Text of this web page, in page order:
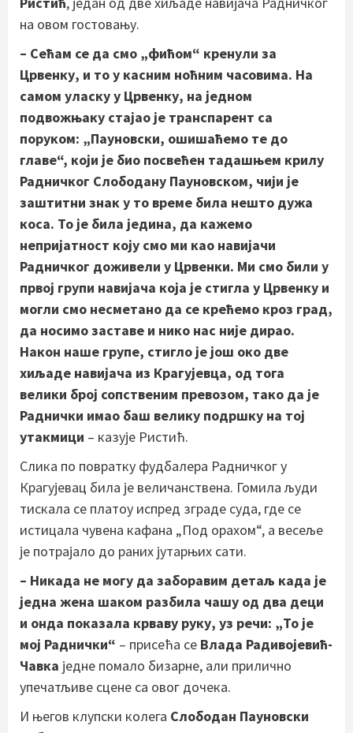
на овом гостовању.
– Сећам се да смо „фићом“ кренули за
Црвенку, и то у касним ноћним часовима. На
самом уласку у Црвенку, на једном
подвожњаку стајао је транспарент са
поруком: „Пауновски, ошишаћемо те до
главе“, који је био посвећен тадашњем крилу
Радничког Слободану Пауновском, чији је
заштитни знак у то време била нешто дужа
коса. То је била једина, да кажемо
непријатност коју смо ми као навијачи
Радничког доживели у Црвенки. Ми смо били у
првој групи навијача која је стигла у Црвенку и
могли смо несметано да се крећемо кроз град,
да носимо заставе и нико нас није дирао.
Након наше групе, стигло је још око две
хиљаде навијача из Крагујевца, од тога
велики број сопственим превозом, тако да је
Раднички имао баш велику подршку на тој
утакмици – казује Ристић.
Слика по повратку фудбалера Радничког у
Крагујевац била је величанствена. Гомила људи
тискала се платоу испред зграде суда, где се
истицала чувена кафана „Под орахом“, а весеље
је потрајало до раних јутарњих сати.
– Никада не могу да заборавим детаљ када је
једна жена шаком разбила чашу од два деци
и онда показала крваву руку, уз речи: „То је
мој Раднички“ – присећа се Влада Радивојевић-
Чавка једне помало бизарне, али прилично
упечатљиве сцене са овог дочека.
И његов клупски колега Слободан Пауновски